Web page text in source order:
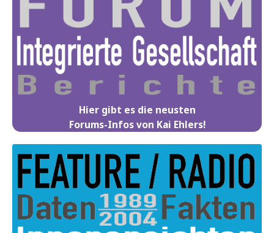
Hier gibt es die neusten
Forums-Infos von Kai Ehlers!